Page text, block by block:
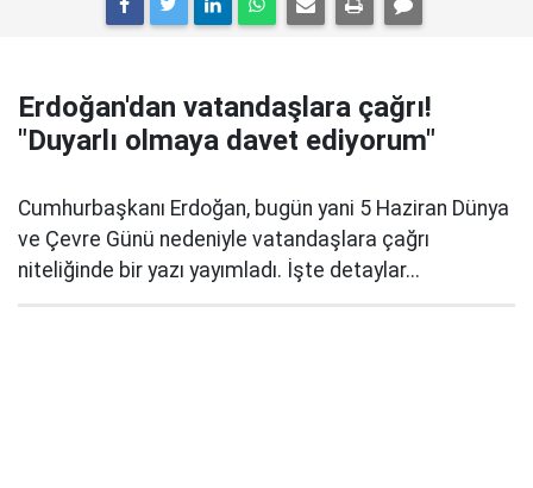
Erdoğan'dan vatandaşlara çağrı!
"Duyarlı olmaya davet ediyorum"
Cumhurbaşkanı Erdoğan, bugün yani 5 Haziran Dünya
ve Çevre Günü nedeniyle vatandaşlara çağrı
niteliğinde bir yazı yayımladı. İşte detaylar...